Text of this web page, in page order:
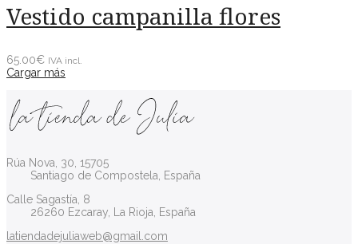
Vestido campanilla flores
65.00€ IVA incl.
Cargar más
Rúa Nova, 30, 15705
Santiago de Compostela, España
Calle Sagastía, 8
26260 Ezcaray, La Rioja, España
latiendadejuliaweb@gmail.com